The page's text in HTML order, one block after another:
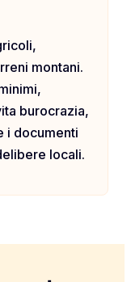
montani.
burocrazia,
i documenti
locali.